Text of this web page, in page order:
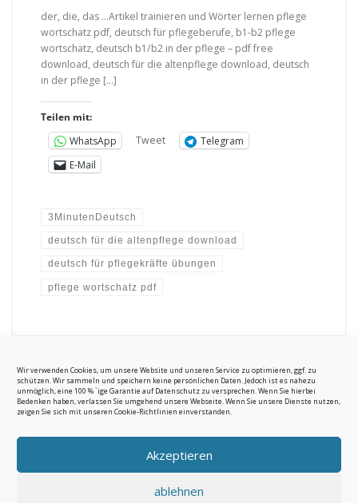
Wir verwenden Cookies, um unsere Website und unseren Service zu optimieren, ggf. zu
schützen. Wir sammeln und speichern keine persönlichen Daten. Jedoch ist es nahezu
unmöglich, eine 100 % `ige Garantie auf Datenschutz zu versprechen. Wenn Sie hierbei
Bedenken haben, verlassen Sie umgehend unsere Webseite. Wenn Sie unsere Dienste nutzen,
zeigen Sie sich mit unseren Cookie-Richtlinien einverstanden.
Akzeptieren
ablehnen
der, die, das …Artikel trainieren und Wörter lernen pflege
wortschatz pdf, deutsch für pflegeberufe, b1-b2 pflege
wortschatz, deutsch b1/b2 in der pflege – pdf free
download, deutsch für die altenpflege download, deutsch
in der pflege […]
Teilen mit:
WhatsApp
Tweet
Telegram
E-Mail
3MinutenDeutsch
deutsch für die altenpflege download
deutsch für pflegekräfte übungen
pflege wortschatz pdf